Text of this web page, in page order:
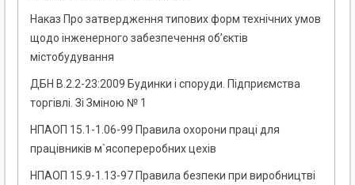
Наказ Про затвердження типових форм технічних умов
щодо інженерного забезпечення об’єктів
містобудування
ДБН В.2.2-23:2009 Будинки і споруди. Підприємства
торгівлі. Зі Зміною № 1
НПАОП 15.1-1.06-99 Правила охорони праці для
працівників м`ясопереробних цехів
НПАОП 15.9-1.13-97 Правила безпеки при виробництві